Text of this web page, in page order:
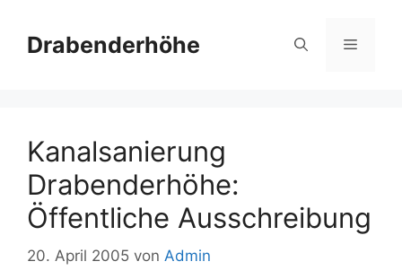
Inhalt
springen
Drabenderhöhe Menü
Kanalsanierung
Drabenderhöhe:
Öffentliche Ausschreibung
20. April 2005 von Admin